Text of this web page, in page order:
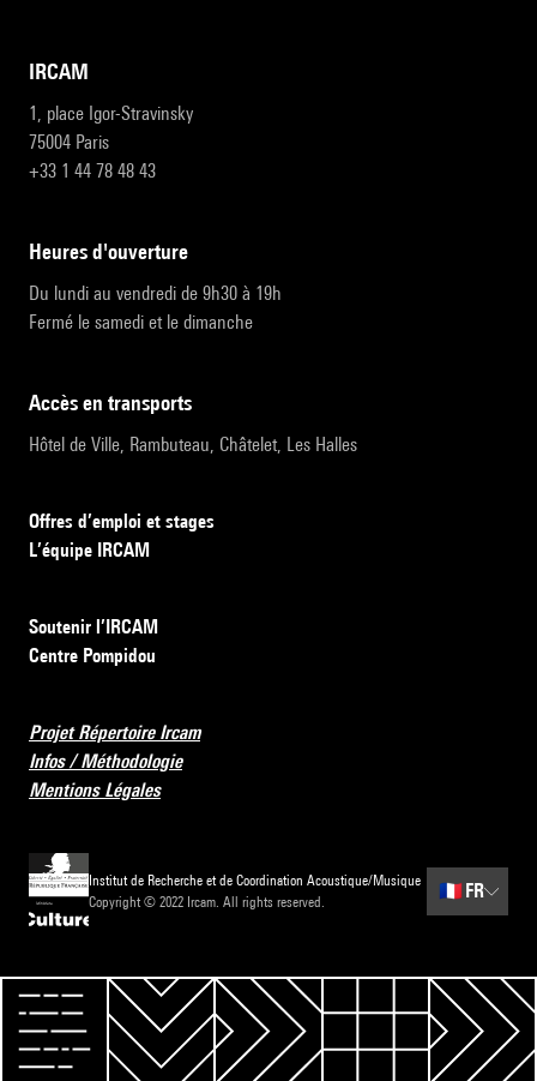
IRCAM
1, place Igor-Stravinsky
75004 Paris
+33 1 44 78 48 43
heures d'ouverture
Du lundi au vendredi de 9h30 à 19h
Fermé le samedi et le dimanche
accès en transports
Hôtel de Ville, Rambuteau, Châtelet, Les Halles
Offres d’emploi et stages
L’équipe IRCAM
Soutenir l’IRCAM
Centre Pompidou
Projet Répertoire Ircam
Infos / Méthodologie
Mentions Légales
Institut de Recherche et de Coordination Acoustique/Musique
Copyright © 2022 Ircam. All rights reserved.
🇫🇷 FR